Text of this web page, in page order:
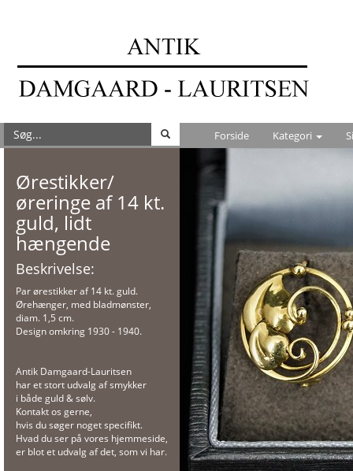
Forside Kategori
Ørestikker/
øreringe af 14 kt.
guld, lidt
hængende
Beskrivelse:
Par ørestikker af 14 kt. guld.
Ørehænger, med bladmønster,
diam. 1,5 cm.
Design omkring 1930 - 1940.
Antik Damgaard-Lauritsen
har et stort udvalg af smykker
i både guld & sølv.
Kontakt os gerne,
hvis du søger noget specifikt.
Hvad du ser på vores hjemmeside,
er blot et udvalg af det, som vi har.